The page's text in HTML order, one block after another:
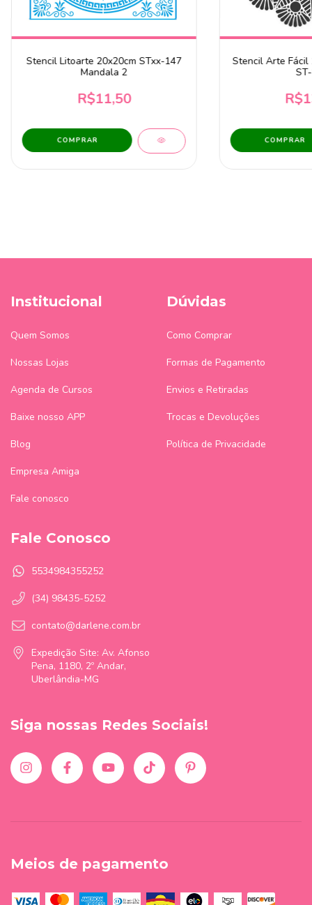
Stencil Litoarte 20x20cm STxx-147
Mandala 2
R$11,50
Stencil Arte Fácil
Institucional
Quem Somos
Nossas Lojas
Agenda de Cursos
Baixe nosso APP
Blog
Empresa Amiga
Fale conosco
Dúvidas
Como Comprar
Formas de Pagamento
Envios e Retiradas
Trocas e Devoluções
Política de Privacidade
Fale Conosco
5534984355252
(34) 98435-5252
contato@darlene.com.br
Expedição Site: Av. Afonso
Pena, 1180, 2º Andar,
Uberlândia-MG
Siga nossas Redes Sociais!
Meios de pagamento